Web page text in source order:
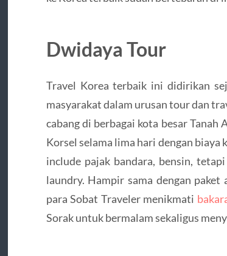
Dwidaya Tour
Travel Korea terbaik ini didirikan
masyarakat dalam urusan tour dan
cabang di berbagai kota besar
Korsel selama lima hari dengan
include pajak bandara, bensin,
laundry. Hampir sama dengan
para Sobat Traveler menikmati
Sorak untuk bermalam sekaligus